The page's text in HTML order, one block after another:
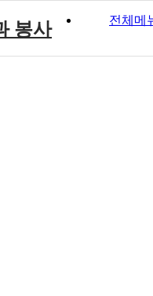
봉사 전체메